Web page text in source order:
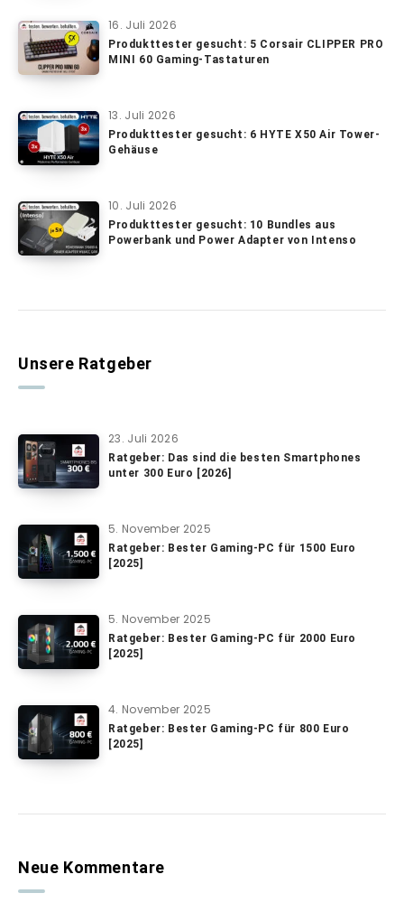
16. Juli 2026
Produkttester gesucht: 5 Corsair CLIPPER PRO
MINI 60 Gaming-Tastaturen
13. Juli 2026
Produkttester gesucht: 6 HYTE X50 Air Tower-
Gehäuse
10. Juli 2026
Produkttester gesucht: 10 Bundles aus
Powerbank und Power Adapter von Intenso
Unsere Ratgeber
23. Juli 2026
Ratgeber: Das sind die besten Smartphones
unter 300 Euro [2026]
5. November 2025
Ratgeber: Bester Gaming-PC für 1500 Euro
[2025]
5. November 2025
Ratgeber: Bester Gaming-PC für 2000 Euro
[2025]
4. November 2025
Ratgeber: Bester Gaming-PC für 800 Euro
[2025]
Neue Kommentare